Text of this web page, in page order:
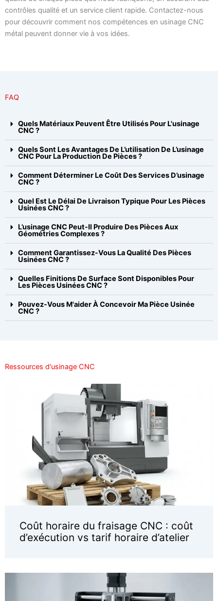
contrôles qualité et un service client rapide. Contactez-nous
pour découvrir comment nos compétences en usinage CNC
métal peuvent donner vie à vos idées.
FAQ
Quels Matériaux Peuvent Être Utilisés Pour L'usinage
CNC ?
Quels Sont Les Avantages De L’utilisation De L’usinage
CNC Pour La Production De Pièces ?
Comment Déterminer Le Coût Des Services D’usinage
CNC ?
Quel Est Le Délai De Livraison Typique Pour Les Pièces
Usinées CNC ?
L’usinage CNC Peut-Il Produire Des Pièces Aux
Géométries Complexes ?
Comment Garantissez-Vous La Qualité Des Pièces
Usinées CNC ?
Quelles Finitions De Surface Sont Disponibles Pour
Les Pièces Usinées CNC ?
Pouvez-Vous M'aider À Concevoir Ma Pièce Usinée
CNC ?
Ressources d'usinage CNC
Coût horaire du fraisage CNC : coût
d’exécution vs tarif horaire d’atelier